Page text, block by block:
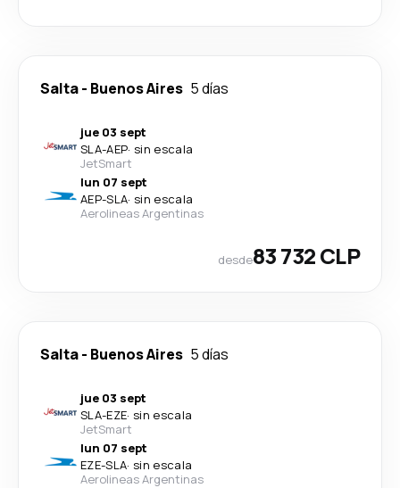
Salta- Buenos Aires 5 días
jue 03 sept
SLA-AEP· sin escala
JetSmart
lun 07 sept
AEP-SLA· sin escala
Aerolineas Argentinas
desde83 732 CLP
Salta- Buenos Aires 5 días
jue 03 sept
SLA-EZE· sin escala
JetSmart
lun 07 sept
EZE-SLA· sin escala
Aerolineas Argentinas